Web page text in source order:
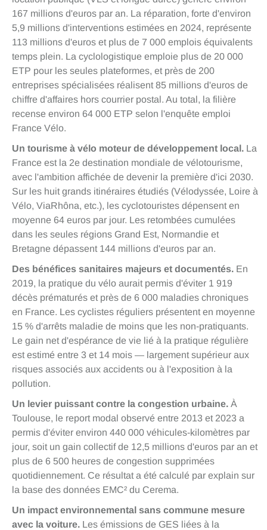
167 millions d'euros par an. La réparation, forte d'environ
5,9 millions d'interventions estimées en 2024, représente
113 millions d'euros et plus de 7 000 emplois équivalents
temps plein. La cyclologistique emploie plus de 20 000
ETP pour les seules plateformes, et près de 200
entreprises spécialisées réalisent 85 millions d'euros de
chiffre d'affaires hors courrier postal. Au total, la filière
recense environ 64 000 ETP selon l'enquête emploi
France Vélo.
Un tourisme à vélo moteur de développement local. La
France est la 2e destination mondiale de vélotourisme,
avec l'ambition affichée de devenir la première d'ici 2030.
Sur les huit grands itinéraires étudiés (Vélodyssée, Loire à
Vélo, ViaRhôna, etc.), les cyclotouristes dépensent en
moyenne 64 euros par jour. Les retombées cumulées
dans les seules régions Grand Est, Normandie et
Bretagne dépassent 144 millions d'euros par an.
Des bénéfices sanitaires majeurs et documentés. En
2019, la pratique du vélo aurait permis d'éviter 1 919
décès prématurés et près de 6 000 maladies chroniques
en France. Les cyclistes réguliers présentent en moyenne
15 % d'arrêts maladie de moins que les non-pratiquants.
Le gain net d'espérance de vie lié à la pratique régulière
est estimé entre 3 et 14 mois — largement supérieur aux
risques associés aux accidents ou à l'exposition à la
pollution.
Un levier puissant contre la congestion urbaine. À
Toulouse, le report modal observé entre 2013 et 2023 a
permis d'éviter environ 440 000 véhicules-kilomètres par
jour, soit un gain collectif de 12,5 millions d'euros par an et
plus de 6 500 heures de congestion supprimées
quotidiennement. Ce résultat a été calculé par explain sur
la base des données EMC² du Cerema.
Un impact environnemental sans commune mesure
avec la voiture. Les émissions de GES liées à la